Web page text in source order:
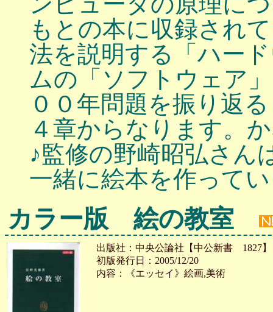
もとの本に収録され
法を説明する「ハー
ムの「ソフトウェア
００年問題を振り返
４章からなります。
♪監修の野崎昭弘さん
一緒に絵本を作って
カラー版 絵の教室
出版社：中央公論社【中公新書 1827】
初版発行日：2005/12/20
内容：《エッセイ》絵画,美術